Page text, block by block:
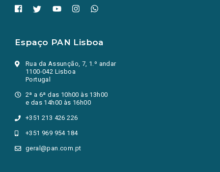
Espaço PAN Lisboa
Rua da Assunção, 7, 1.º andar
1100-042 Lisboa
Portugal
2ª a 6ª das 10h00 às 13h00
e das 14h00 às 16h00
+351 213 426 226
+351 969 954 184
geral@pan.com.pt